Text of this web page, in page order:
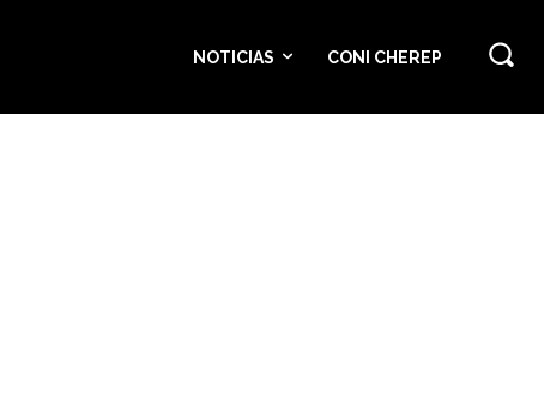
NOTICIAS CONI CHEREP